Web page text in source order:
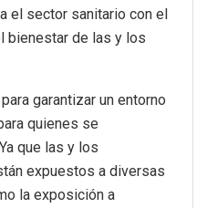
el sector sanitario con el
bienestar de las y los
garantizar un entorno
quienes se
que las y los
expuestos a diversas
la exposición a